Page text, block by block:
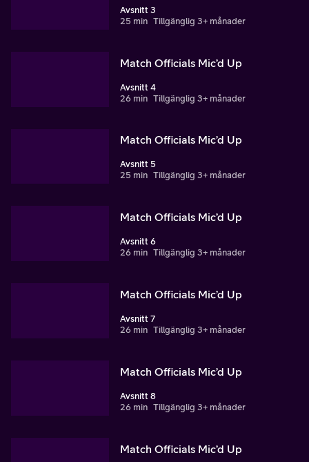
Avsnitt 3
25 min Tillgänglig 3+ månader
Match Officials Mic’d Up
Avsnitt 4
26 min Tillgänglig 3+ månader
Match Officials Mic’d Up
Avsnitt 5
25 min Tillgänglig 3+ månader
Match Officials Mic’d Up
Avsnitt 6
26 min Tillgänglig 3+ månader
Match Officials Mic’d Up
Avsnitt 7
26 min Tillgänglig 3+ månader
Match Officials Mic’d Up
Avsnitt 8
26 min Tillgänglig 3+ månader
Match Officials Mic’d Up